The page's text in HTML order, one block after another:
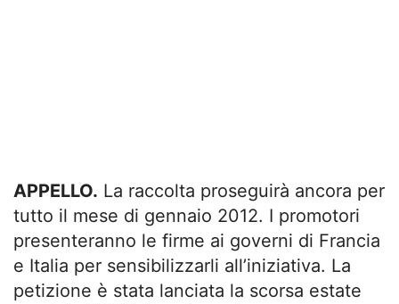
APPELLO. La raccolta proseguirà ancora per
tutto il mese di gennaio 2012. I promotori
presenteranno le firme ai governi di Francia
e Italia per sensibilizzarli all’iniziativa. La
petizione è stata lanciata la scorsa estate